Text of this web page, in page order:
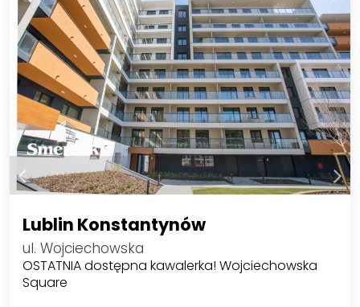
Lublin Konstantynów
ul. Wojciechowska
OSTATNIA dostępna kawalerka! Wojciechowska
Square